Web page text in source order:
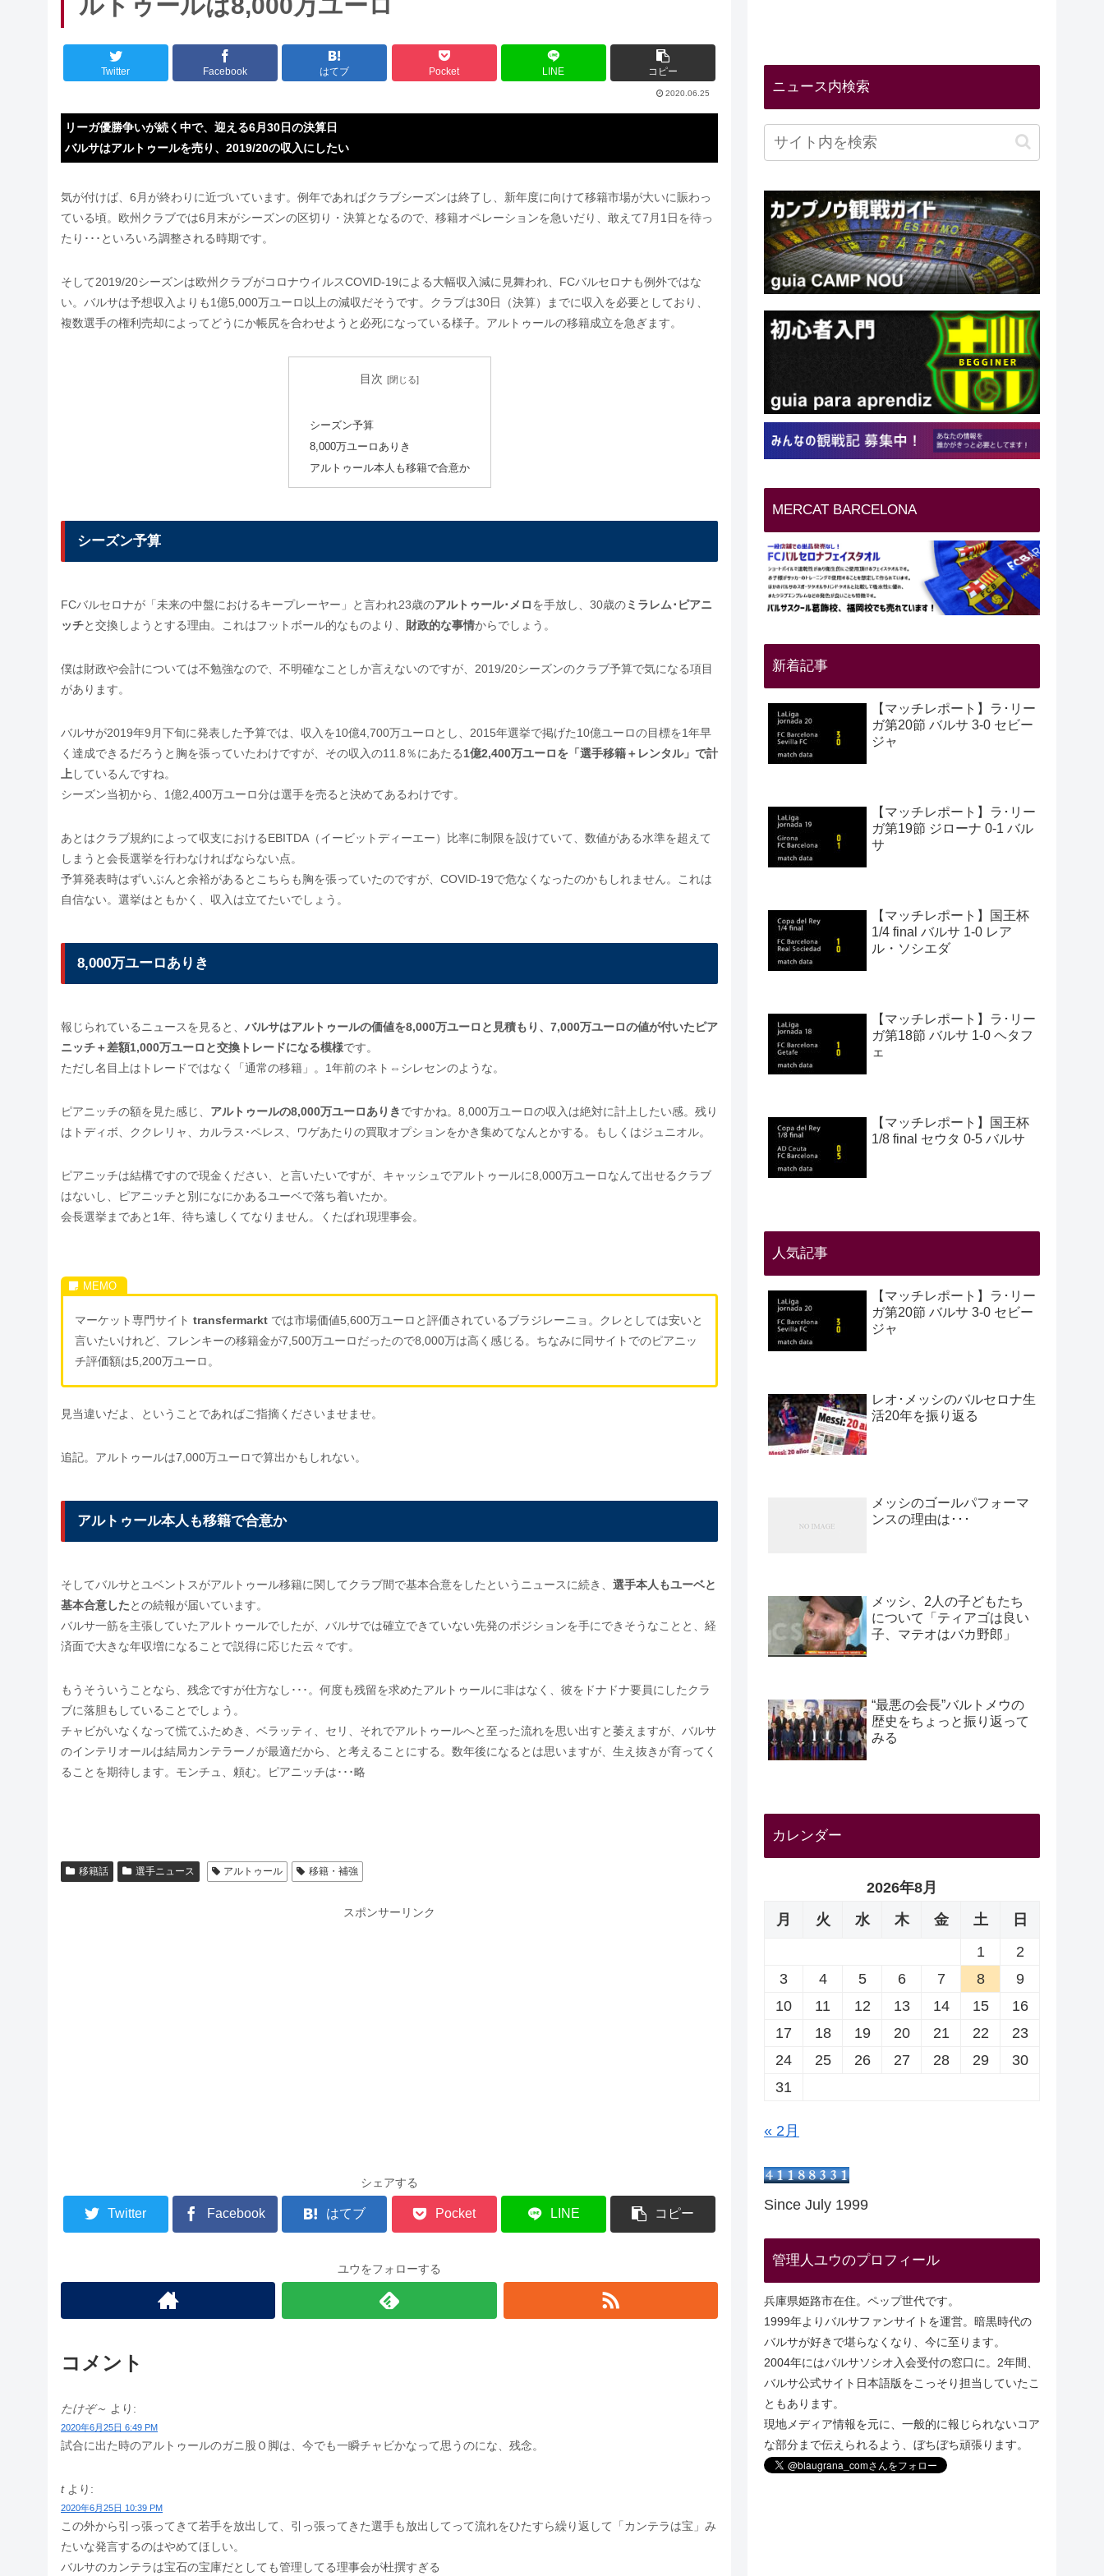
Twitter Facebook はてブ Pocket LINE コピー
2020.06.25
リーガ優勝争いが続く中で、迎える6月30日の決算日
バルサはアルトゥールを売り、2019/20の収入にしたい
気が付けば、6月が終わりに近づいています。例年であればクラブシーズンは終了し、新年度に向けて移籍市場が大いに賑わっ
ている頃。欧州クラブでは6月末がシーズンの区切り・決算となるので、移籍オペレーションを急いだり、敢えて7月1日を待っ
たり･･･といろいろ調整される時期です。
そして2019/20シーズンは欧州クラブがコロナウイルスCOVID-19による大幅収入減に見舞われ、FCバルセロナも例外ではな
い。バルサは予想収入よりも1億5,000万ユーロ以上の減収だそうです。クラブは30日（決算）までに収入を必要としており、
複数選手の権利売却によってどうにか帳尻を合わせようと必死になっている様子。アルトゥールの移籍成立を急ぎます。
目次
シーズン予算
8,000万ユーロありき
アルトゥール本人も移籍で合意か
シーズン予算
FCバルセロナが「未来の中盤におけるキープレーヤー」と言われ23歳のアルトゥール･メロを手放し、30歳のミラレム･ピアニ
ッチと交換しようとする理由。これはフットボール的なものより、 財政的な事情からでしょう。
僕は財政や会計については不勉強なので、不明確なことしか言えないのですが、2019/20シーズンのクラブ予算で気になる項目
があります。
バルサが2019年9月下旬に発表した予算では、収入を10億4,700万ユーロとし、2015年選挙で掲げた10億ユーロの目標を1年早
く達成できるだろうと胸を張っていたわけですが、その収入の11.8％にあたる1億2,400万ユーロを「選手移籍＋レンタル」で計
上 しているんですね。
シーズン当初から、1億2,400万ユーロ分は選手を売ると決めてあるわけです。
あとはクラブ規約によって収支におけるEBITDA（イービットディーエー）比率に制限を設けていて、数値がある水準を超えて
しまうと会長選挙を行わなければならない点。
予算発表時はずいぶんと余裕があるとこちらも胸を張っていたのですが、COVID-19で危なくなったのかもしれません。これは
自信ない。選挙はともかく、収入は立てたいでしょう。
8,000万ユーロありき
報じられているニュースを見ると、 バルサはアルトゥールの価値を8,000万ユーロと見積もり、7,000万ユーロの値が付いたピア
ニッチ＋差額1,000万ユーロと交換トレードになる模様です。
ただし名目上はトレードではなく「通常の移籍」。1年前のネト⇔シレセンのような。
ピアニッチの額を見た感じ、 アルトゥールの8,000万ユーロありきですかね。8,000万ユーロの収入は絶対に計上したい感。残り
はトディボ、ククレリャ、カルラス･ペレス、ワゲあたりの買取オプションをかき集めてなんとかする。もしくはジュニオル。
ピアニッチは結構ですので現金ください、と言いたいですが、キャッシュでアルトゥールに8,000万ユーロなんて出せるクラブ
はないし、ピアニッチと別になにかあるユーベで落ち着いたか。
会長選挙まであと1年、待ち遠しくてなりません。くたばれ現理事会。
マーケット専門サイト transfermarkt では市場価値5,600万ユーロと評価されているブラジレーニョ。クレとしては安いと
言いたいけれど、フレンキーの移籍金が7,500万ユーロだったので8,000万は高く感じる。ちなみに同サイトでのピアニッ
チ評価額は5,200万ユーロ。
見当違いだよ、ということであればご指摘くださいませませ。
追記。アルトゥールは7,000万ユーロで算出かもしれない。
アルトゥール本人も移籍で合意か
そしてバルサとユベントスがアルトゥール移籍に関してクラブ間で基本合意をしたというニュースに続き、 選手本人もユーベと
基本合意したとの続報が届いています。
バルサ一筋を主張していたアルトゥールでしたが、バルサでは確立できていない先発のポジションを手にできそうなことと、経
済面で大きな年収増になることで説得に応じた云々です。
もうそういうことなら、残念ですが仕方なし･･･。何度も残留を求めたアルトゥールに非はなく、彼をドナドナ要員にしたクラ
ブに落胆もしていることでしょう。
チャビがいなくなって慌てふためき、ベラッティ、セリ、それでアルトゥールへと至った流れを思い出すと萎えますが、バルサ
のインテリオールは結局カンテラーノが最適だから、と考えることにする。数年後になるとは思いますが、生え抜きが育ってく
ることを期待します。モンチュ、頼む。ピアニッチは･･･略
移籍話 選手ニュース アルトゥール 移籍・補強
スポンサーリンク
シェアする
Twitter Facebook はてブ Pocket LINE コピー
ユウをフォローする
コメント
たけぞ～ より:
2020年6月25日 6:49 PM
試合に出た時のアルトゥールのガニ股Ｏ脚は、今でも一瞬チャビかなって思うのにな、残念。
t より:
2020年6月25日 10:39 PM
この外から引っ張ってきて若手を放出して、引っ張ってきた選手も放出してって流れをひたすら繰り返して「カンテラは宝」み
たいな発言するのはやめてほしい。
バルサのカンテラは宝石の宝庫だとしても管理してる理事会が杜撰すぎる
ニュース内検索
MERCAT BARCELONA
新着記事
【マッチレポート】ラ･リー
ガ第20節 バルサ 3-0 セビー
ジャ
【マッチレポート】ラ･リー
ガ第19節 ジローナ 0-1 バル
サ
【マッチレポート】国王杯
1/4 final バルサ 1-0 レア
ル・ソシエダ
【マッチレポート】ラ･リー
ガ第18節 バルサ 1-0 ヘタフ
ェ
【マッチレポート】国王杯
1/8 final セウタ 0-5 バルサ
人気記事
【マッチレポート】ラ･リー
ガ第20節 バルサ 3-0 セビー
ジャ
レオ･メッシのバルセロナ生
活20年を振り返る
メッシのゴールパフォーマ
ンスの理由は･･･
メッシ、2人の子どもたち
について「ティアゴは良い
子、マテオはバカ野郎」
“最悪の会長”バルトメウの
歴史をちょっと振り返って
みる
カレンダー
2026年8月
月
火 水 木 金 土
日
1
2
3
4 5 6 7 8
9
10
11 12 13 14 15
16
17
18 19 20 21 22
23
24
25 26 27 28 29
30
31
« 2月
Since July 1999
管理人ユウのプロフィール
兵庫県姫路市在住。ペップ世代です。
1999年よりバルサファンサイトを運営。暗黒時代の
バルサが好きで堪らなくなり、今に至ります。
2004年にはバルサソシオ入会受付の窓口に。2年間、
バルサ公式サイト日本語版をこっそり担当していたこ
ともあります。
現地メディア情報を元に、一般的に報じられないコア
な部分まで伝えられるよう、ぼちぼち頑張ります。